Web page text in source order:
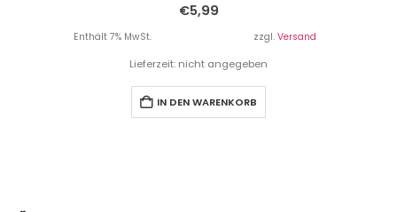
€5,99
Enthält 7% MwSt. zzgl. Versand
Lieferzeit: nicht angegeben
IN DEN WARENKORB